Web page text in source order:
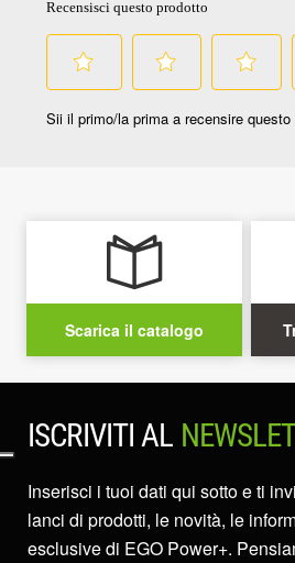
Scarica il catalogo
ISCRIVITI AL
Inserisci i tuoi dati qui sotto e ti
lanci di prodotti, le novità, le
esclusive di EGO Power+.